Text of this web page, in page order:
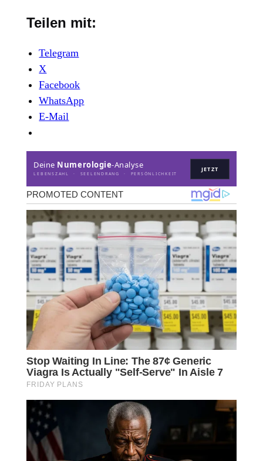
Teilen mit:
Telegram
X
Facebook
WhatsApp
E-Mail
Deine Numerologie-Analyse
LEBENSZAHL · SEELENDRANG · PERSÖNLICHKEIT
JETZT